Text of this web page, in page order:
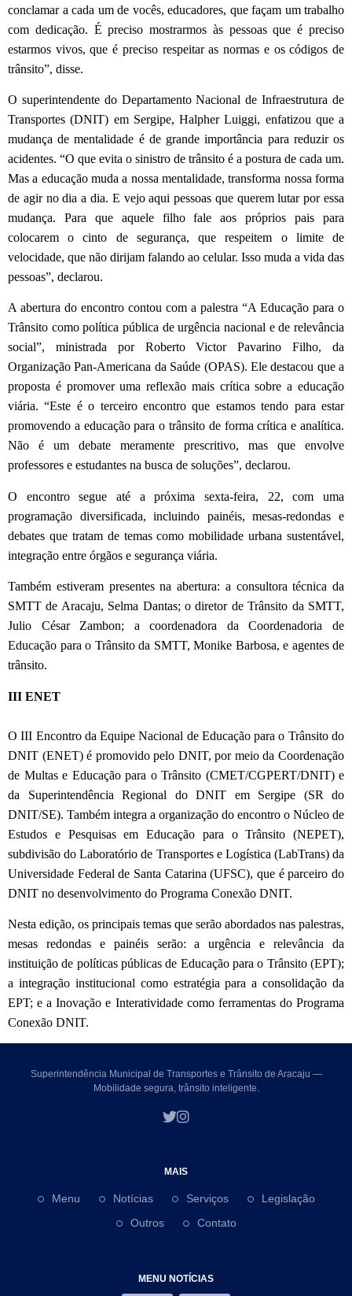
conclamar a cada um de vocês, educadores, que façam um trabalho
com dedicação. É preciso mostrarmos às pessoas que é preciso
estarmos vivos, que é preciso respeitar as normas e os códigos de
trânsito”, disse.
O superintendente do Departamento Nacional de Infraestrutura de
Transportes (DNIT) em Sergipe, Halpher Luiggi, enfatizou que a
mudança de mentalidade é de grande importância para reduzir os
acidentes. “O que evita o sinistro de trânsito é a postura de cada um.
Mas a educação muda a nossa mentalidade, transforma nossa forma
de agir no dia a dia. E vejo aqui pessoas que querem lutar por essa
mudança. Para que aquele filho fale aos próprios pais para
colocarem o cinto de segurança, que respeitem o limite de
velocidade, que não dirijam falando ao celular. Isso muda a vida das
pessoas”, declarou.
A abertura do encontro contou com a palestra “A Educação para o
Trânsito como política pública de urgência nacional e de relevância
social”, ministrada por Roberto Victor Pavarino Filho, da
Organização Pan-Americana da Saúde (OPAS). Ele destacou que a
proposta é promover uma reflexão mais crítica sobre a educação
viária. “Este é o terceiro encontro que estamos tendo para estar
promovendo a educação para o trânsito de forma crítica e analítica.
Não é um debate meramente prescritivo, mas que envolve
professores e estudantes na busca de soluções”, declarou.
O encontro segue até a próxima sexta-feira, 22, com uma
programação diversificada, incluindo painéis, mesas-redondas e
debates que tratam de temas como mobilidade urbana sustentável,
integração entre órgãos e segurança viária.
Também estiveram presentes na abertura: a consultora técnica da
SMTT de Aracaju, Selma Dantas; o diretor de Trânsito da SMTT,
Julio César Zambon; a coordenadora da Coordenadoria de
Educação para o Trânsito da SMTT, Monike Barbosa, e agentes de
trânsito.
III ENET
O III Encontro da Equipe Nacional de Educação para o Trânsito do
DNIT (ENET) é promovido pelo DNIT, por meio da Coordenação
de Multas e Educação para o Trânsito (CMET/CGPERT/DNIT) e
da Superintendência Regional do DNIT em Sergipe (SR do
DNIT/SE). Também integra a organização do encontro o Núcleo de
Estudos e Pesquisas em Educação para o Trânsito (NEPET),
subdivisão do Laboratório de Transportes e Logística (LabTrans) da
Universidade Federal de Santa Catarina (UFSC), que é parceiro do
DNIT no desenvolvimento do Programa Conexão DNIT.
Nesta edição, os principais temas que serão abordados nas palestras,
mesas redondas e painéis serão: a urgência e relevância da
instituição de políticas públicas de Educação para o Trânsito (EPT);
a integração institucional como estratégia para a consolidação da
EPT; e a Inovação e Interatividade como ferramentas do Programa
Conexão DNIT.
Superintendência Municipal de Transportes e Trânsito de Aracaju —
Mobilidade segura, trânsito inteligente.
MAIS
Menu Notícias Serviços
Legislação
Outros
Contato
MENU NOTÍCIAS